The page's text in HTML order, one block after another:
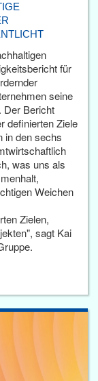
für
seine
Der Bericht
definierten Ziele
in den sechs
was uns als
Weichen
Zielen,
sagt Kai